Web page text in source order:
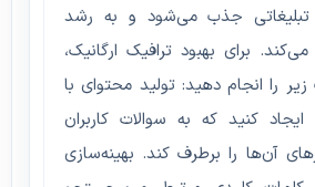
تبلیغاتی جذب می‌شود و به رشد
برای بهبود ترافیک ارگانیک،
زیر را انجام دهید: تولید محتوای با
کنید که به سوالات کاربران
آن‌ها را برطرف کند. بهینه‌سازی